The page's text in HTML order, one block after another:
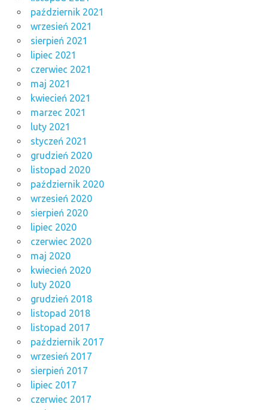
październik 2021
wrzesień 2021
sierpień 2021
lipiec 2021
czerwiec 2021
maj 2021
kwiecień 2021
marzec 2021
luty 2021
styczeń 2021
grudzień 2020
listopad 2020
październik 2020
wrzesień 2020
sierpień 2020
lipiec 2020
czerwiec 2020
maj 2020
kwiecień 2020
luty 2020
grudzień 2018
listopad 2018
listopad 2017
październik 2017
wrzesień 2017
sierpień 2017
lipiec 2017
czerwiec 2017